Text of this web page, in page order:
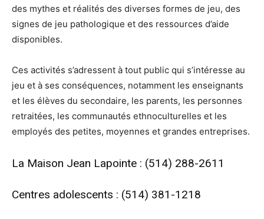
des mythes et réalités des diverses formes de jeu, des
signes de jeu pathologique et des ressources d’aide
disponibles.
Ces activités s’adressent à tout public qui s’intéresse au
jeu et à ses conséquences, notamment les enseignants
et les élèves du secondaire, les parents, les personnes
retraitées, les communautés ethnoculturelles et les
employés des petites, moyennes et grandes entreprises.
La Maison Jean Lapointe : (514) 288-2611
Centres adolescents : (514) 381-1218